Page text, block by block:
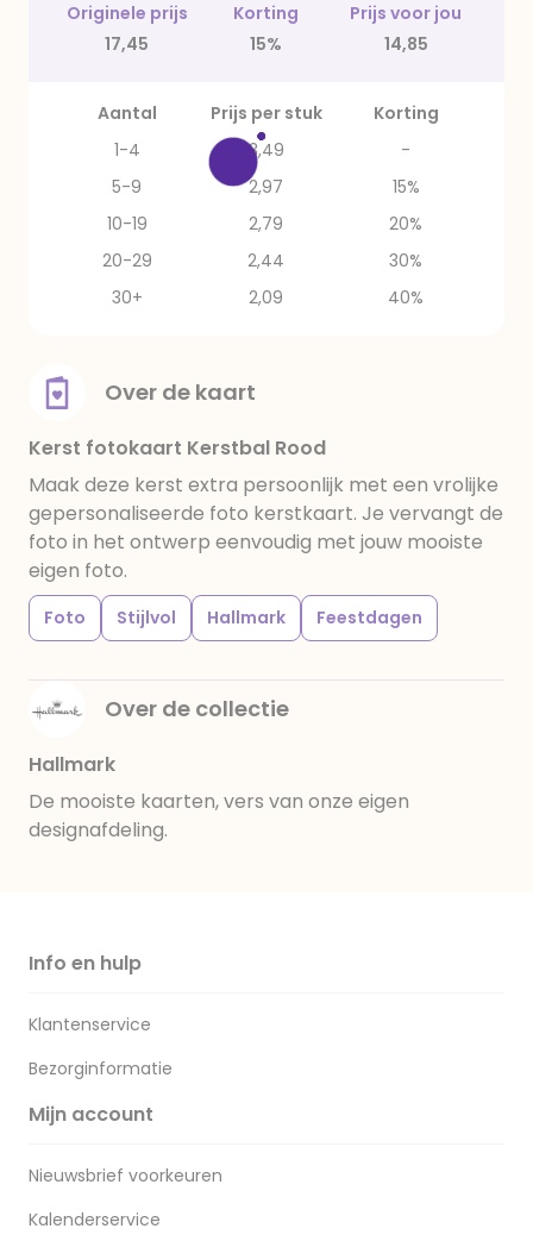
Originele prijs Korting
Prijs voor jou
17,45
15% 14,85
Aantal Prijs per stuk
Korting
1-4
3,49
-
5-9
2,97
15%
10-19
2,79
20%
20-29
2,44
30%
30+
2,09 40%
Over de kaart
Kerst fotokaart Kerstbal Rood
Maak deze kerst extra persoonlijk met een vrolijke
gepersonaliseerde foto kerstkaart. Je vervangt de
foto in het ontwerp eenvoudig met jouw mooiste
eigen foto.
Foto Stijlvol Hallmark Feestdagen
Over de collectie
Hallmark
De mooiste kaarten, vers van onze eigen
designafdeling.
Info en hulp
Klantenservice
Bezorginformatie
Mijn account
Nieuwsbrief voorkeuren
Kalenderservice